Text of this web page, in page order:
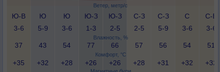
Ветер, метр/с
Влажность, %
Комфорт, °C
Ю-В
3-6
Ю
5-9
Ю
3-6
Ю-З
1-3
Ю-З
2-5
С-З
2-5
С-З
5-9
С
3-6
С-В
3-6
37 43 54 77 66 57 56 54 51
+35 +32 +28 +26 +26 +28 +31 +32 +32